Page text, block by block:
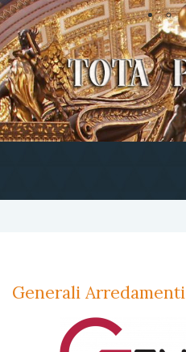
Generali Arredamenti